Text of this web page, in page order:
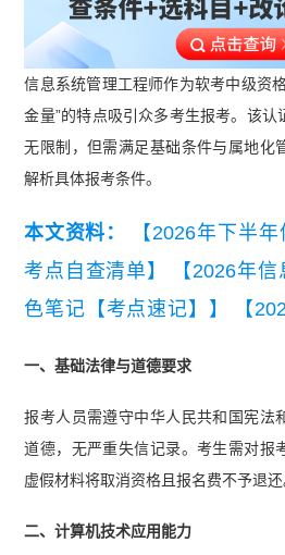
信息系统管理工程师作为软考中级资
金量”的特点吸引众多考生报考。该
无限制，但需满足基础条件与属地化
解析具体报考条件。
本文资料：
【2026年下半
考点自查清单】
【2026年
色笔记【考点速记】】
【
信息系统管理工程师学习打
年信息系统管理工程师考试
一、基础法律与道德要求
报考人员需遵守中华人民共和国宪法
道德，无严重失信记录。考生需对报
虚假材料将取消资格且报名费不予退还
二、计算机技术应用能力